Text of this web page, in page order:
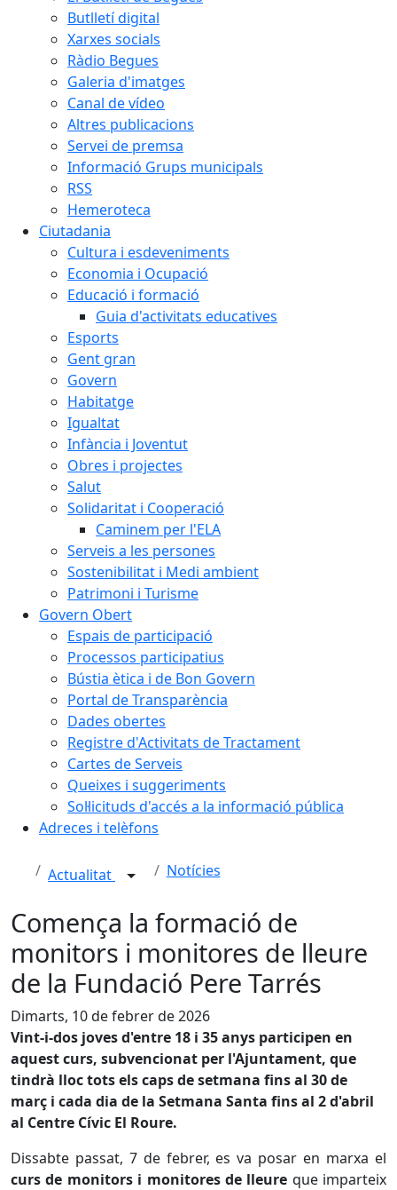
Butlletí digital
Xarxes socials
Ràdio Begues
Galeria d'imatges
Canal de vídeo
Altres publicacions
Servei de premsa
Informació Grups municipals
RSS
Hemeroteca
Ciutadania
Cultura i esdeveniments
Economia i Ocupació
Educació i formació
Guia d'activitats educatives
Esports
Gent gran
Govern
Habitatge
Igualtat
Infància i Joventut
Obres i projectes
Salut
Solidaritat i Cooperació
Caminem per l'ELA
Serveis a les persones
Sostenibilitat i Medi ambient
Patrimoni i Turisme
Govern Obert
Espais de participació
Processos participatius
Bústia ètica i de Bon Govern
Portal de Transparència
Dades obertes
Registre d'Activitats de Tractament
Cartes de Serveis
Queixes i suggeriments
Sol·licituds d'accés a la informació pública
Adreces i telèfons
Actualitat Notícies
Comença la formació de
monitors i monitores de lleure
de la Fundació Pere Tarrés
Dimarts, 10 de febrer de 2026
Vint-i-dos joves d'entre 18 i 35 anys participen en
aquest curs, subvencionat per l'Ajuntament, que
tindrà lloc tots els caps de setmana fins al 30 de
març i cada dia de la Setmana Santa fins al 2 d'abril
al Centre Cívic El Roure.
Dissabte passat, 7 de febrer, es va posar en marxa el
curs de monitors i monitores de lleure que imparteix